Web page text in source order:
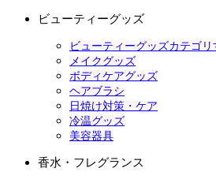
ビューティーグッズ
ビューティーグッズカテゴリ
メイクグッズ
ボディケアグッズ
ヘアブラシ
日焼け対策・ケア
冷温グッズ
美容器具
香水・フレグランス